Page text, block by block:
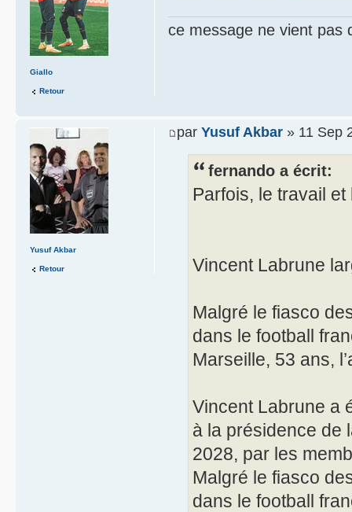
ce message ne vient pas
Giallo
Retour
par Yusuf Akbar » 11 Sep
fernando a écrit:
Parfois, le travail
Vincent Labrune
Malgré le fiasco
dans le football
Marseille, 53 ans,
Vincent Labrune a
à la présidence de
2028, par les
Malgré le fiasco
dans le football
Yusuf Akbar
Retour